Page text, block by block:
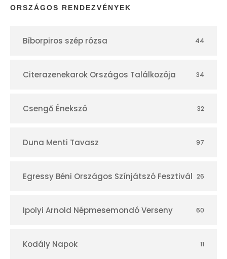
p
r
ORSZÁGOS RENDEZVÉNYEK
Bíborpiros szép rózsa 44
Citerazenekarok Országos Találkozója 34
Csengő Énekszó 32
Duna Menti Tavasz 97
Egressy Béni Országos Színjátszó Fesztivál 26
Ipolyi Arnold Népmesemondó Verseny 60
Kodály Napok 11